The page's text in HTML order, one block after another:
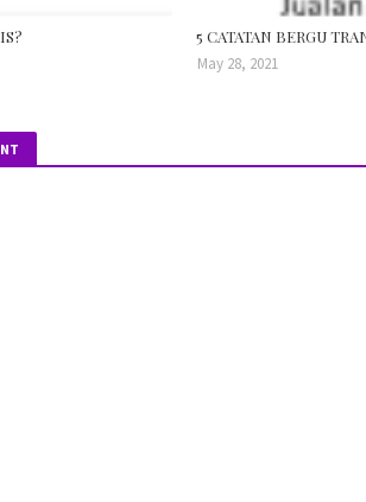
5 CATATAN BERGU
May 28, 2021